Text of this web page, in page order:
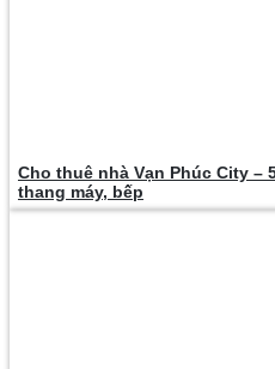
Cho thuê nhà Vạn Phúc City –
thang máy, bếp